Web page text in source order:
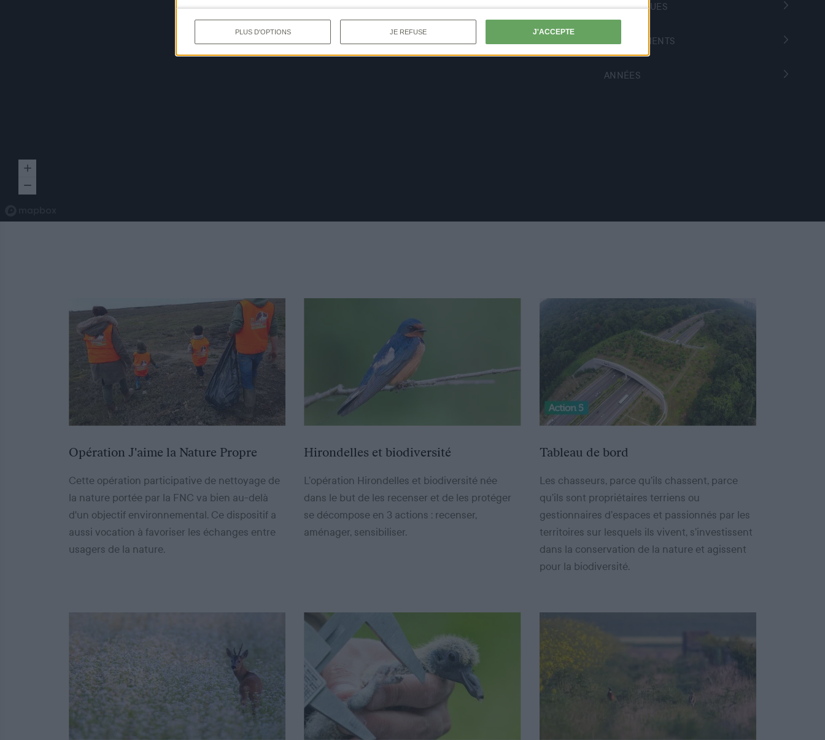
PLUS D'OPTIONS JE REFUSE J'ACCEPTE
THÉMATIQUES
DÉPARTEMENTS
ANNÉES
Opération J'aime la Nature Propre
Cette opération participative de nettoyage de
la nature portée par la FNC va bien au-delà
d'un objectif environnemental. Ce dispositif a
aussi vocation à favoriser les échanges entre
usagers de la nature.
Hirondelles et biodiversité
L’opération Hirondelles et biodiversité née
dans le but de les recenser et de les protéger
se décompose en 3 actions : recenser,
aménager, sensibiliser.
Tableau de bord
Les chasseurs, parce qu’ils chassent, parce
qu’ils sont propriétaires terriens ou
gestionnaires d’espaces et passionnés par les
territoires sur lesquels ils vivent, s’investissent
dans la conservation de la nature et agissent
pour la biodiversité.